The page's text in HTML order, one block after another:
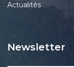
Actualités
Newsletter